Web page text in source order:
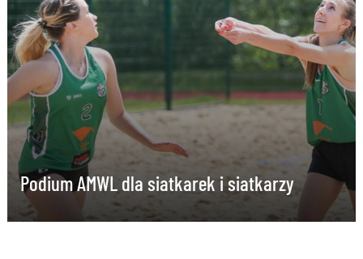
Podium AMWL dla siatkarek i siatkarzy